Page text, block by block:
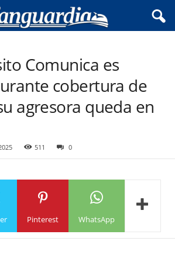
Comunica es
cobertura de
agresora queda en
511 0
Pinterest WhatsApp